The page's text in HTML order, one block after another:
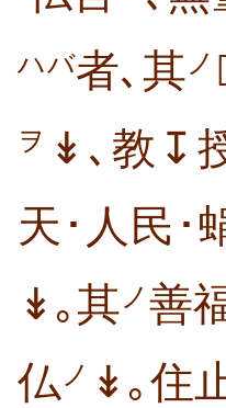
ハバ者､其 ノ
ヲ ↡､教↧
天･人民･
↡｡其 ノ 善
仏 ノ ↡｡住